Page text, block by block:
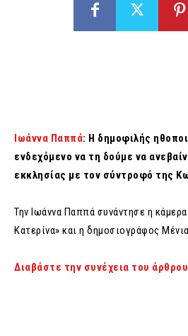
Ιωάννα Παππά: Η δημοφιλής
ενδεχόμενο να τη δούμε να
εκκλησίας με τον σύντροφό της
Την Ιωάννα Παππά συνάντησε η
Κατερίνα» και η δημοσιογράφος
Διαβάστε την συνέχεια του